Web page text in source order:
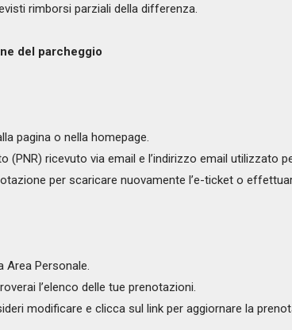
rimborsi parziali della differenza.
del parcheggio
pagina o nella homepage.
(PNR) ricevuto via email e l’indirizzo email utilizzato
per scaricare nuovamente l’e-ticket o
Area Personale.
l’elenco delle tue prenotazioni.
modificare e clicca sul link per aggiornare la